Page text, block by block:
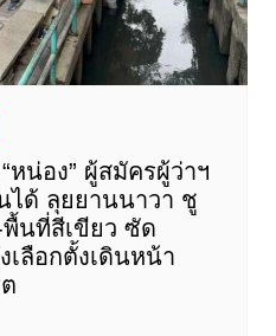
หน่อง” ผู้สมัครผู้ว่าฯ
ได้ ลุยยานนาวา ชู
นที่สีเขียว ซัด
เลือกตั้งเดินหน้า